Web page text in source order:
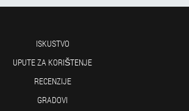
ISKUSTVO
UPUTE ZA KORIŠTENJE
RECENZIJE
GRADOVI